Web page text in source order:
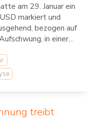
am 29. Januar ein
markiert und
bezogen auf
in einer...
treibt